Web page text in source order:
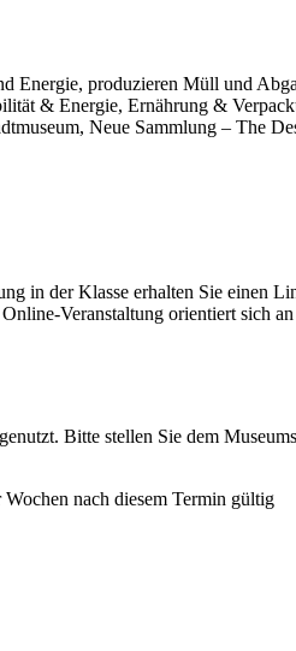
Energie, produzieren Müll und
& Energie, Ernährung &
Neue Sammlung – The
in der Klasse erhalten Sie einen
Veranstaltung orientiert sich
Bitte stellen Sie dem
nach diesem Termin gültig